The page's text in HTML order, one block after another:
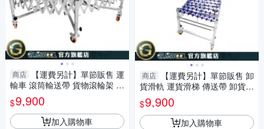
商店
【運費另計】單節販售 運
輸車 滾筒輸送帶 貨物滾輪架 C
TD17 搬運車 卸貨神器 無動力
滾筒傳送帶
$9,900
加入購物車
商店
【運費另計】單節販售 卸
貨滑軌 運貨滑梯 傳送帶 卸貨神
器 MIT-CTD17 貨物滾輪架 滑
梯輸送帶
$9,900
加入購物車